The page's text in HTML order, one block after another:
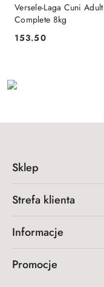
Versele-Laga Cuni Adult
Complete 8kg
Cena:
153.50
Sklep
Strefa klienta
Informacje
Promocje